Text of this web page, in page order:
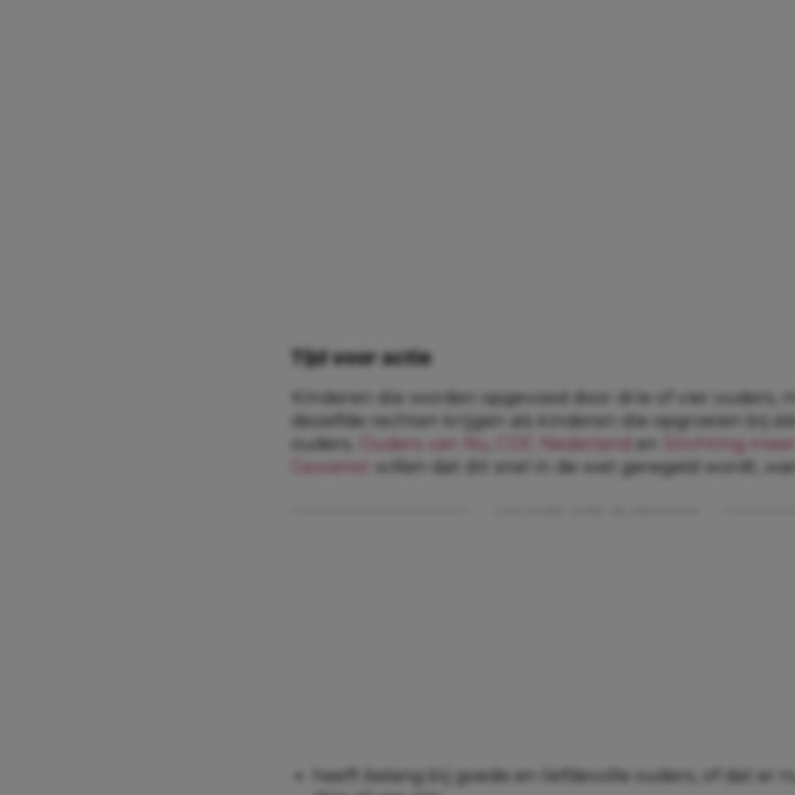
Tijd voor actie
Kinderen die worden opgevoed door drie of vier ouders,
dezelfde rechten krijgen als kinderen die opgroeien bij
ouders.
Ouders van Nu COC Nederland en
Stichting meer
Gewenst
willen dat dit snel in de wet geregeld wordt,
heeft belang bij goede en liefdevolle ouders, of dat er